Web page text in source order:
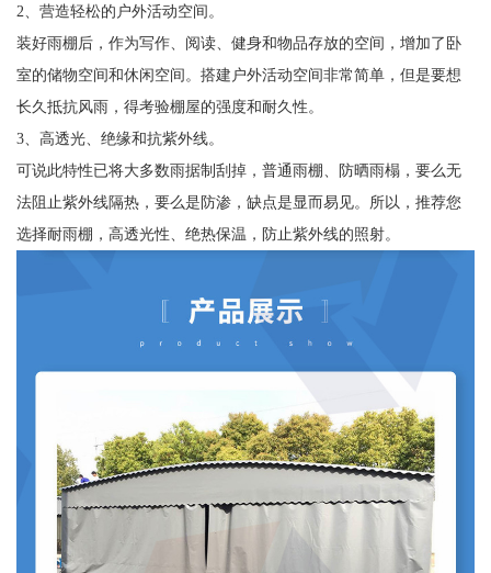
2、营造轻松的户外活动空间。
装好雨棚后，作为写作、阅读、健身和物品存放的空间，增加了卧
室的储物空间和休闲空间。搭建户外活动空间非常简单，但是要想
长久抵抗风雨，得考验棚屋的强度和耐久性。
3、高透光、绝缘和抗紫外线。
可说此特性已将大多数雨据制刮掉，普通雨棚、防晒雨榻，要么无
法阻止紫外线隔热，要么是防渗，缺点是显而易见。所以，推荐您
选择耐雨棚，高透光性、绝热保温，防止紫外线的照射。